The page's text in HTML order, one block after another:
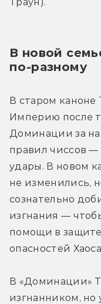
В новой
по-разному
В старом каноне
Империю после
Доминации за
правил чиссов
удары. В новом
не изменились,
сознательно
изгнания —
помощи в защите
опасностей
В «Доминации»
изгнанником, но